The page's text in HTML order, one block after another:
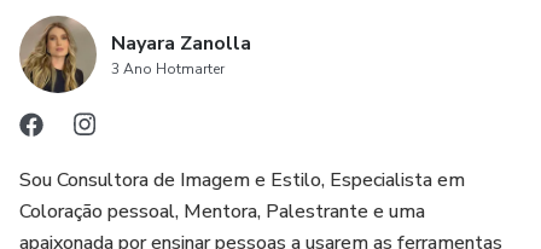
✅ Maquiagens
✅ Esmaltes
✅ Óculos
Nayara Zanolla
3 Ano Hotmarter
Sou Consultora de Imagem e Estilo, Especialista em
Coloração pessoal, Mentora, Palestrante e uma
apaixonada por ensinar pessoas a usarem as ferramentas